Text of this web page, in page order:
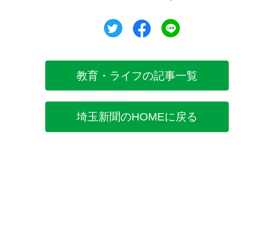
ツイートシェア
教育・ライフの記事一覧
埼玉新聞のHOMEに戻る